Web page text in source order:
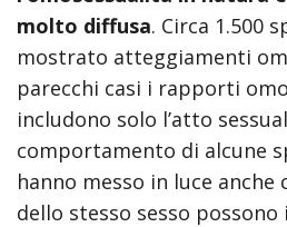
molto diffusa. Circa 1.500
mostrato atteggiamenti
parecchi casi i rapporti
includono solo l’atto
comportamento di alcune
hanno messo in luce anche
dello stesso sesso